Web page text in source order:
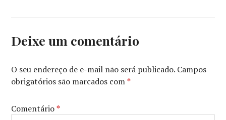
Deixe um comentário
O seu endereço de e-mail não será publicado. Campos
obrigatórios são marcados com*
Comentário*